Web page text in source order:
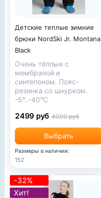
Детские теплые зимние
брюки NordSki Jr. Montana
Black
Очень тёплые с
мембраной и
синтепоном. Пояс-
резинка со шнурком.
-5°..-40°С
Выбрать
2499 руб 4000 руб
Размеры в наличии:
152
-32%
Хит!